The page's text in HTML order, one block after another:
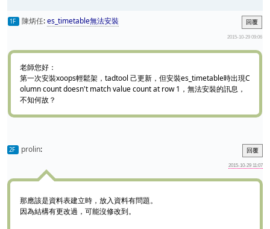
1F 陳炳任: 回覆
es_timetable無法安裝
2015-10-29 09:06
老師您好：
第一次安裝xoops輕鬆架，tadtool 己更新，但安裝es_timetable時出現C
olumn count doesn't match value count at row 1，無法安裝的訊息，
不知何故？
回覆
2F prolin:
2015-10-29 11:07
那應該是資料表建立時，放入資料有問題。
因為結構有更改過，可能沒修改到。